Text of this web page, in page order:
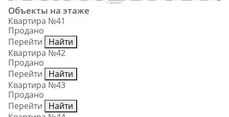
Школа
Объекты на этаже
Квартира №41
Продано
Перейти
Найти
Квартира №42
Продано
Перейти
Найти
Квартира №43
Продано
Перейти
Найти